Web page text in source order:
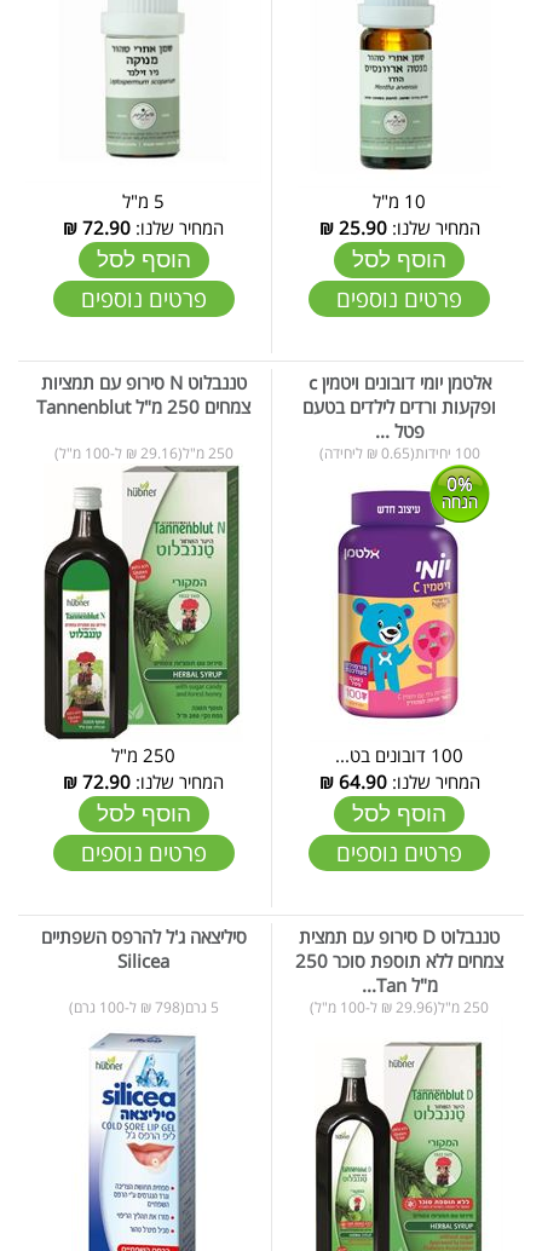
10 מ"ל
המחיר שלנו:25.90
₪
הוסף לסל
פרטים נוספים
5 מ"ל
המחיר שלנו: 72.90
₪
הוסף לסל
פרטים נוספים
אלטמן יומי דובונים ויטמין c
ופקעות ורדים לילדים בטעם
פטל ...
100 יחידות(0.65 ₪ ליחידה)
0%
הנחה
100 דובונים בט...
המחיר שלנו:64.90
₪
הוסף לסל
פרטים נוספים
טננבלוט N סירופ עם תמציות
צמחים 250 מ"ל Tannenblut
250 מ"ל(29.16 ₪ ל-100 מ"ל)
250 מ"ל
המחיר שלנו: 72.90
₪
הוסף לסל
פרטים נוספים
טננבלוט D סירופ עם תמצית
צמחים ללא תוספת סוכר 250
מ"ל Tan...
250 מ"ל(29.96 ₪ ל-100 מ"ל)
סיליצאה ג'ל להרפס השפתיים
Silicea
5 גרם(798 ₪ ל-100 גרם)